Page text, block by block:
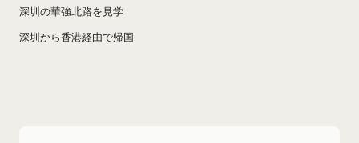
深圳の華強北路を見学
深圳から香港経由で帰国